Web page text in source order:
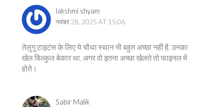
lakshmi shyam
नवंबर 28, 2025 AT 15:06
तेलुगु टाइटंस के लिए ये चौथा स्थान भी बहुत अच्छा नहीं है, उनका
खेल बिल्कुल बेकार था, अगर वो इतना अच्छा खेलते तो फाइनल में
होते।
Sabir Malik